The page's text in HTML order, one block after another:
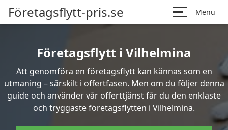
Företagsflytt-pris.se Menu
Företagsflytt i Vilhelmina
Att genomföra en företagsflytt kan kännas som en
utmaning – särskilt i offertfasen. Men om du följer denna
guide och använder vår offerttjänst får du den enklaste
och tryggaste företagsflytten i Vilhelmina.